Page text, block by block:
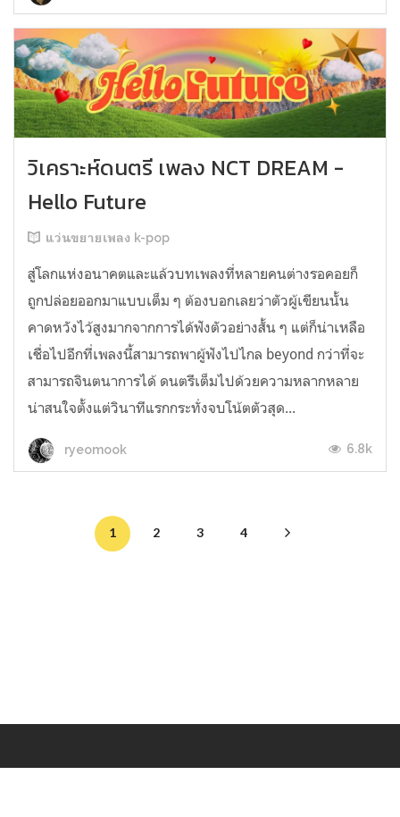
วิเคราะห์ดนตรี เพลง NCT DREAM -
Hello Future
แว่นขยายเพลง k-pop
สู่โลกแห่งอนาคตและแล้วบทเพลงที่หลายคนต่างรอคอยก็
ถูกปล่อยออกมาแบบเต็ม ๆ ต้องบอกเลยว่าตัวผู้เขียนนั้น
คาดหวังไว้สูงมากจากการได้ฟังตัวอย่างสั้น ๆ แต่ก็น่าเหลือ
เชื่อไปอีกที่เพลงนี้สามารถพาผู้ฟังไปไกล beyond กว่าที่จะ
สามารถจินตนาการได้ ดนตรีเต็มไปด้วยความหลากหลาย
น่าสนใจตั้งแต่วินาทีแรกกระทั่งจบโน้ตตัวสุด...
ryeomook 6.8k
1 2 3 4